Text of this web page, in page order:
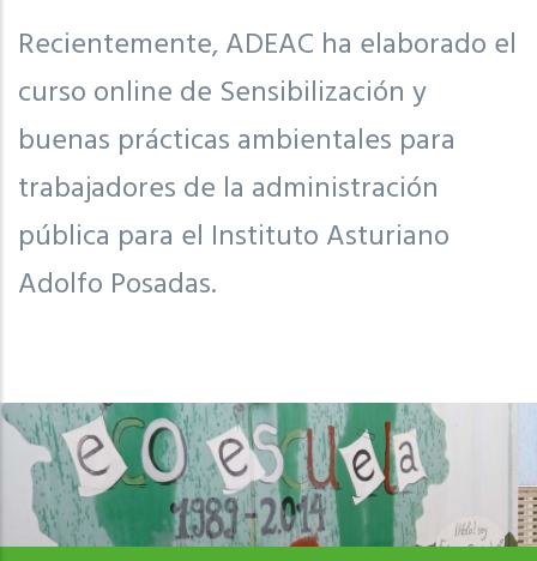
Recientemente, ADEAC ha elaborado el
curso online de Sensibilización y
buenas prácticas ambientales para
trabajadores de la administración
pública para el Instituto Asturiano
Adolfo Posadas.